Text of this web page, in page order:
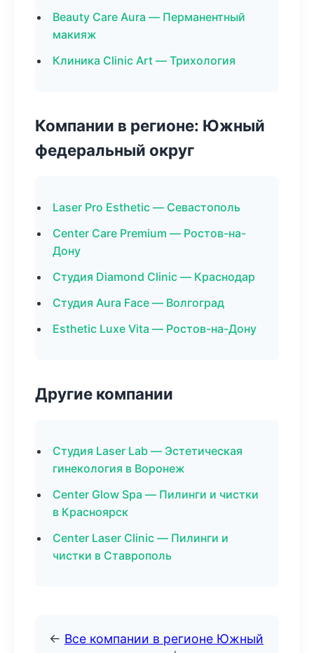
Beauty Care Aura — Перманентный
макияж
Клиника Clinic Art — Трихология
Компании в регионе: Южный
федеральный округ
Laser Pro Esthetic — Севастополь
Center Care Premium — Ростов-на-
Дону
Студия Diamond Clinic — Краснодар
Студия Aura Face — Волгоград
Esthetic Luxe Vita — Ростов-на-Дону
Другие компании
Студия Laser Lab — Эстетическая
гинекология в Воронеж
Center Glow Spa — Пилинги и чистки
в Красноярск
Center Laser Clinic — Пилинги и
чистки в Ставрополь
← Все компании в регионе Южный